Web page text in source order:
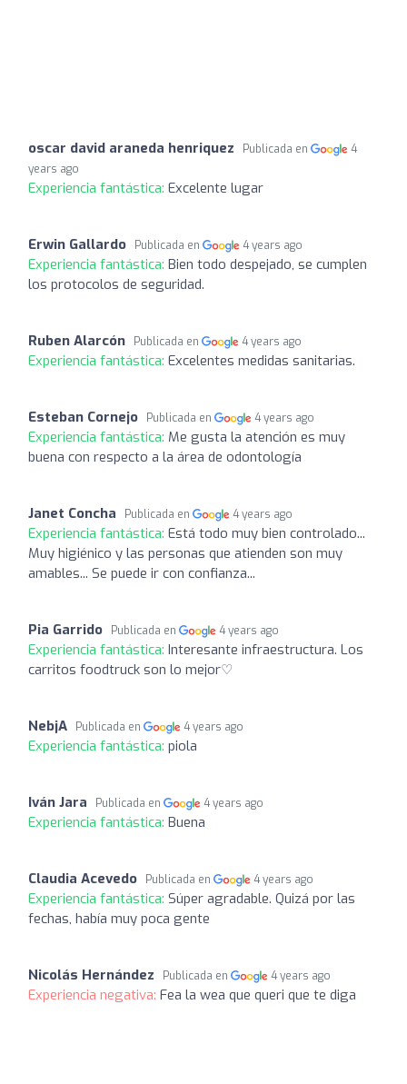
oscar david araneda henriquez Publicada en
4
years ago
Experiencia fantástica: Excelente lugar
Erwin Gallardo Publicada en 4 years ago
Experiencia fantástica: Bien todo despejado, se cumplen
los protocolos de seguridad.
Ruben Alarcón Publicada en 4 years ago
Experiencia fantástica: Excelentes medidas sanitarias.
Esteban Cornejo Publicada en 4 years ago
Experiencia fantástica: Me gusta la atención es muy
buena con respecto a la área de odontología
Janet Concha Publicada en 4 years ago
Experiencia fantástica: Está todo muy bien controlado...
Muy higiénico y las personas que atienden son muy
amables... Se puede ir con confianza...
Pia Garrido Publicada en 4 years ago
Experiencia fantástica: Interesante infraestructura. Los
carritos foodtruck son lo mejor♡
NebjA Publicada en 4 years ago
Experiencia fantástica: piola
Iván Jara Publicada en 4 years ago
Experiencia fantástica: Buena
Claudia Acevedo Publicada en 4 years ago
Experiencia fantástica: Súper agradable. Quizá por las
fechas, había muy poca gente
Nicolás Hernández Publicada en 4 years ago
Experiencia negativa: Fea la wea que queri que te diga